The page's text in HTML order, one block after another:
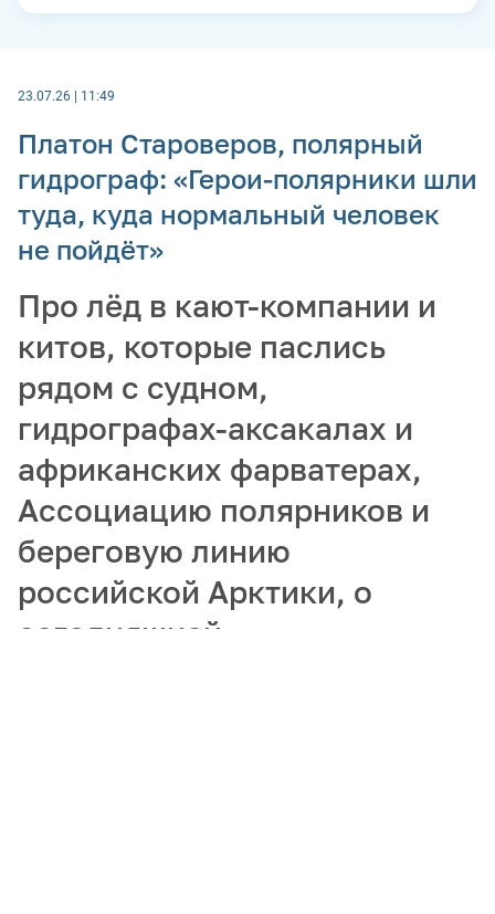
23.07.26 | 11:49
Платон Староверов, полярный
гидрограф: «Герои-полярники шли
туда, куда нормальный человек
не пойдёт»
Про лёд в кают-компании и
китов, которые паслись
рядом с судном,
гидрографах-аксакалах и
африканских фарватерах,
Ассоциацию полярников и
береговую линию
российской Арктики, о
сегодняшней